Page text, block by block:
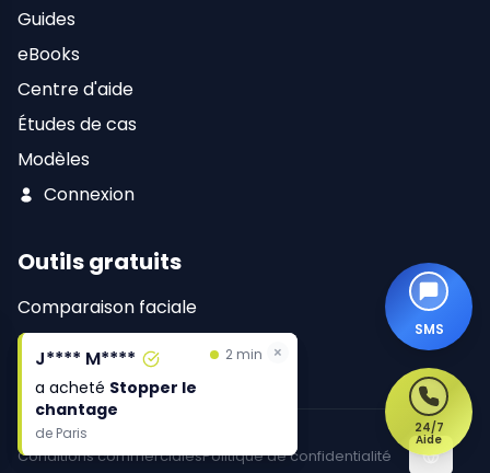
Guides
eBooks
Centre d'aide
Études de cas
Modèles
Connexion
Outils gratuits
Comparaison faciale
Recherchez votre nom
Conditions commercialesPolitique de confidentialité
J**** M**** 2 min
a acheté Stopper le
chantage
de Paris
×
J**** M**** 2 min
a acheté Stopper le
chantage
de Paris
×
24/7
Aide
SMS